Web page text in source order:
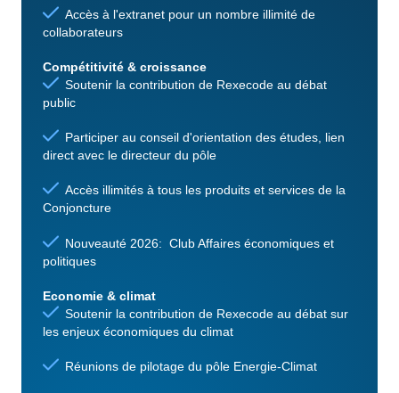
Accès à l'extranet pour un nombre illimité de
collaborateurs
Compétitivité & croissance
Soutenir la contribution de Rexecode au débat
public
Participer au conseil d'orientation des études, lien
direct avec le directeur du pôle
Accès illimités à tous les produits et services de la
Conjoncture
Nouveauté 2026: Club Affaires économiques et
politiques
Economie & climat
Soutenir la contribution de Rexecode au débat sur
les enjeux économiques du climat
Réunions de pilotage du pôle Energie-Climat